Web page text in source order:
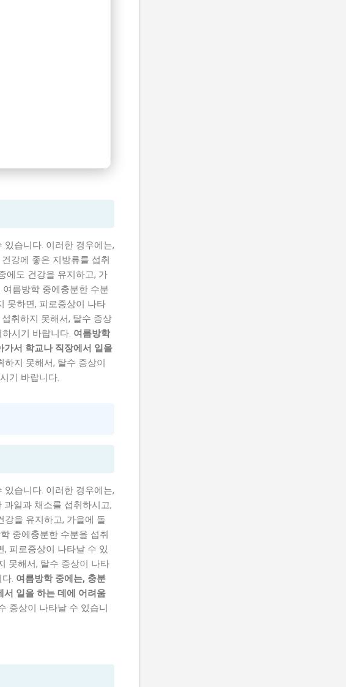
습니다. 이러한 경우에는,
강에 좋은 지방류를 섭취
에도 건강을 유지하고, 가
름방학 중에충분한 수분
못하면, 피로증상이 나타
취하지 못해서, 탈수 증상
시기 바랍니다. 여름방학
가서 학교나 직장에서 일을
지 못해서, 탈수 증상이
기 바랍니다.
습니다. 이러한 경우에는,
일과 채소를 섭취하시고,
강을 유지하고, 가을에 돌
중에충분한 수분을 섭취
피로증상이 나타날 수 있
못해서, 탈수 증상이 나타
. 여름방학 중에는, 충분
서 일을 하는 데에 어려움
증상이 나타날 수 있습니